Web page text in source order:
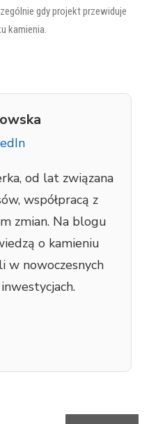
gdy projekt przewiduje
kamienia.
od lat związana
współpracą z
zmian. Na blogu
o kamieniu
w nowoczesnych